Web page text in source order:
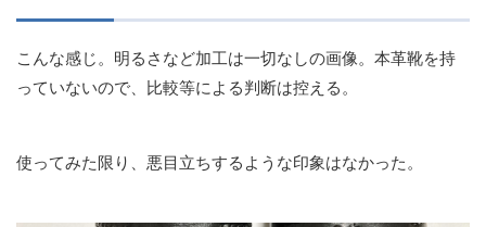
こんな感じ。明るさなど加工は一切なしの画像。本革靴を持
っていないので、比較等による判断は控える。
使ってみた限り、悪目立ちするような印象はなかった。